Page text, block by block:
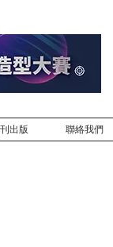
出版 聯絡我們